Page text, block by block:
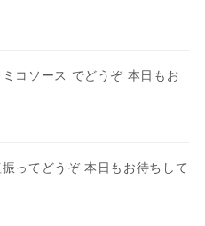
コソース でどうぞ 本日もお
ってどうぞ 本日もお待ちして